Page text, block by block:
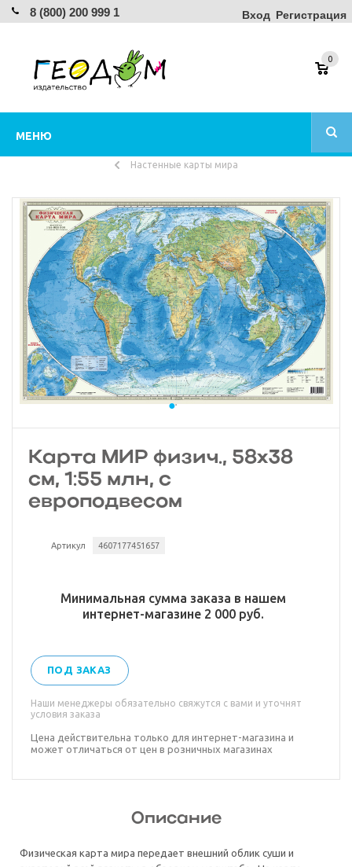
8 (800) 200 999 1 Вход Регистрация
МЕНЮ
0
Настенные карты мира
Карта МИР физич., 58х38
см, 1:55 млн, с
европодвесом
Артикул 4607177451657
Минимальная сумма заказа в нашем
интернет-магазине 2 000 руб.
ПОД ЗАКАЗ
Наши менеджеры обязательно свяжутся с вами и уточнят
условия заказа
Цена действительна только для интернет-магазина и
может отличаться от цен в розничных магазинах
Описание
Физическая карта мира передает внешний облик суши и